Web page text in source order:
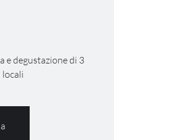
e degustazione di 3